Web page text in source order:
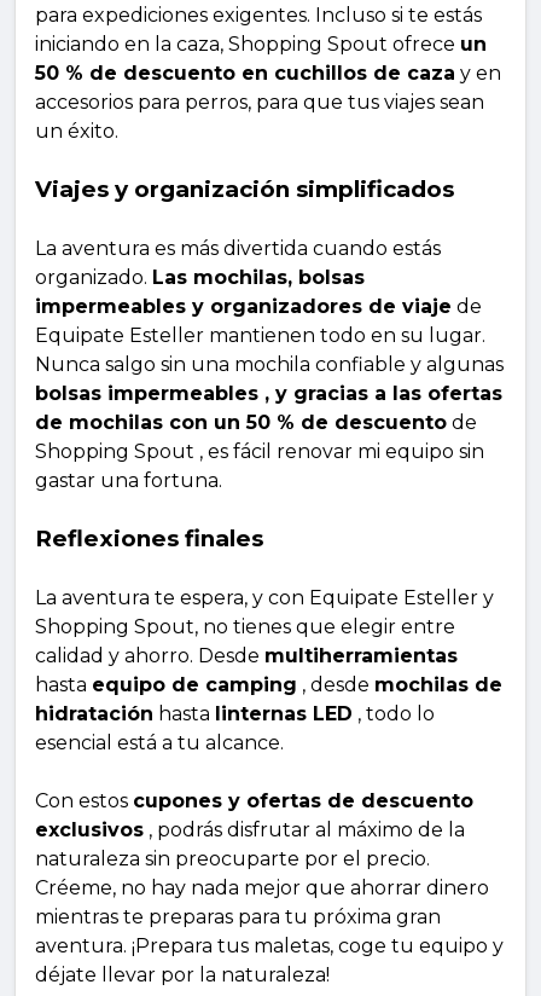
para expediciones exigentes. Incluso si te estás
iniciando en la caza, Shopping Spout ofrece un
50 % de descuento en cuchillos de caza y en
accesorios para perros, para que tus viajes sean
un éxito.
Viajes y organización simplificados
La aventura es más divertida cuando estás
organizado. Las mochilas, bolsas
impermeables y organizadores de viaje de
Equipate Esteller mantienen todo en su lugar.
Nunca salgo sin una mochila confiable y algunas
bolsas impermeables , y gracias a las ofertas
de mochilas con un 50 % de descuento de
Shopping Spout , es fácil renovar mi equipo sin
gastar una fortuna.
Reflexiones finales
La aventura te espera, y con Equipate Esteller y
Shopping Spout, no tienes que elegir entre
calidad y ahorro. Desde multiherramientas
hasta equipo de camping , desde mochilas de
hidratación hasta linternas LED , todo lo
esencial está a tu alcance.
Con estos cupones y ofertas de descuento
exclusivos , podrás disfrutar al máximo de la
naturaleza sin preocuparte por el precio.
Créeme, no hay nada mejor que ahorrar dinero
mientras te preparas para tu próxima gran
aventura. ¡Prepara tus maletas, coge tu equipo y
déjate llevar por la naturaleza!